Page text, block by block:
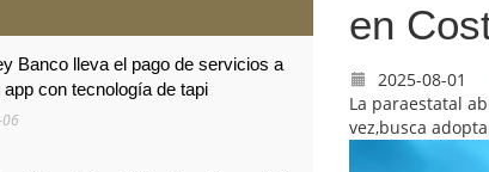
Banco lleva el pago de servicios a
app con tecnología de tapi
en
2025-08-01
La paraestatal
vez,busca